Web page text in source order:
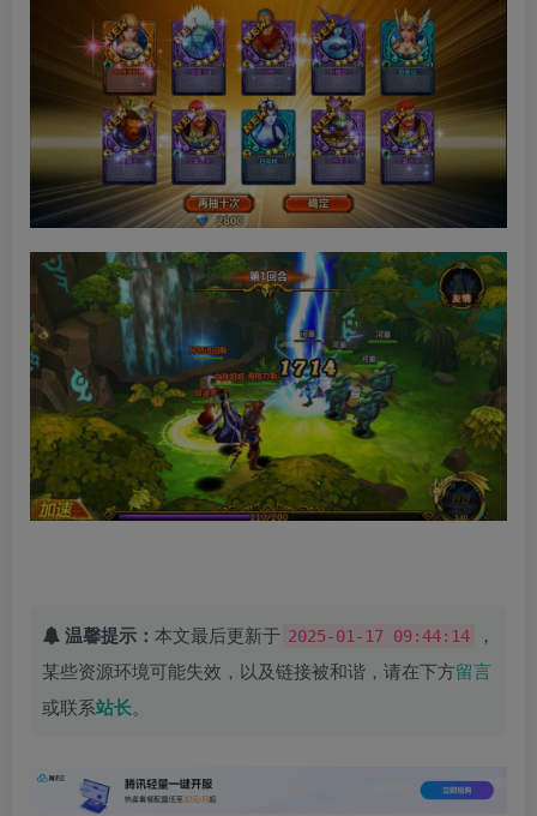
温馨提示： 本文最后更新于 2025-01-17 09:44:14
，
某些资源环境可能失效，以及链接被和谐，请在下方留言
或联系站长。